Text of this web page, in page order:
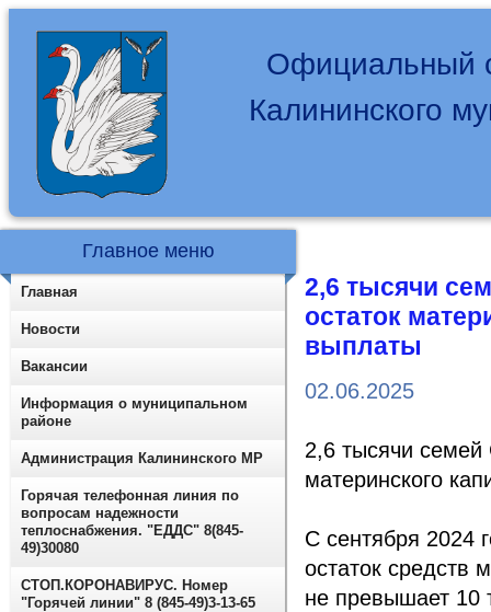
Официальный
Калининского
2,6 тысячи
остаток
выплаты
02.06.2025
2,6 тысячи семей
материнского
С сентября 2024
остаток средств
не превышает 10
Главное меню
Главная
Новости
Вакансии
Информация о муниципальном
районе
Администрация Калининского МР
Горячая телефонная линия по
вопросам надежности
теплоснабжения. "ЕДДС" 8(845-
49)30080
СТОП.КОРОНАВИРУС. Номер
"Горячей линии" 8 (845-49)3-13-65